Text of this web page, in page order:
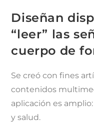
Diseñan
“leer” las
cuerpo de
Se creó con fines
contenidos
aplicación es
y salud.